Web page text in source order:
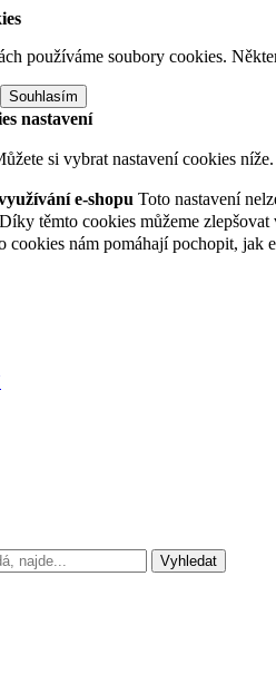
používáme soubory cookies.
Souhlasím
nastavení
si vybrat nastavení cookies níže.
e-shopu Toto nastavení
Díky těmto cookies můžeme
cookies nám pomáhají pochopit, jak
Vyhledat